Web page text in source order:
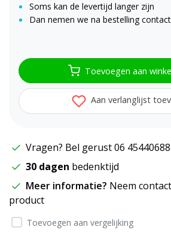
Soms kan de levertijd langer zijn
Dan nemen we na bestelling
Toevoegen aan
Aan verlanglijst
Vragen? Bel gerust 06 45440688
30 dagen bedenktijd
Meer informatie? Neem
product
Toevoegen aan vergelijking